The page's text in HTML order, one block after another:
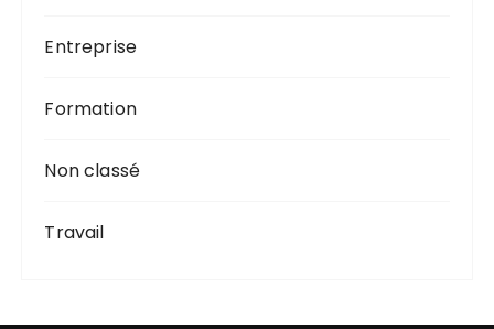
Entreprise
Formation
Non classé
Travail